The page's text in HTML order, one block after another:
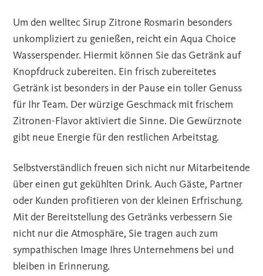
Um den welltec Sirup Zitrone Rosmarin besonders
unkompliziert zu genießen, reicht ein Aqua Choice
Wasserspender. Hiermit können Sie das Getränk auf
Knopfdruck zubereiten. Ein frisch zubereitetes
Getränk ist besonders in der Pause ein toller Genuss
für Ihr Team. Der würzige Geschmack mit frischem
Zitronen-Flavor aktiviert die Sinne. Die Gewürznote
gibt neue Energie für den restlichen Arbeitstag.
Selbstverständlich freuen sich nicht nur Mitarbeitende
über einen gut gekühlten Drink. Auch Gäste, Partner
oder Kunden profitieren von der kleinen Erfrischung.
Mit der Bereitstellung des Getränks verbessern Sie
nicht nur die Atmosphäre, Sie tragen auch zum
sympathischen Image Ihres Unternehmens bei und
bleiben in Erinnerung.